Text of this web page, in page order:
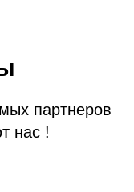
партнеров
нас !